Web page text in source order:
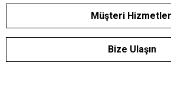
Müşteri
Bize Ulaşın